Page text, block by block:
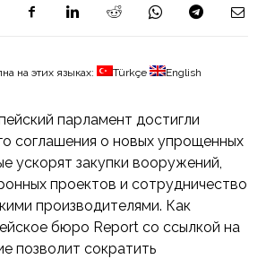
на этих языках: Türkçe English
парламент достигли
соглашения о новых упрощенных
ускорят закупки вооружений,
проектов и сотрудничество
производителями. Как
бюро Report со ссылкой на
позволит сократить